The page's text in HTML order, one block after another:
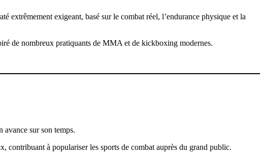
extrêmement exigeant, basé sur le combat réel, l’endurance physique et la
de nombreux pratiquants de MMA et de kickboxing modernes.
sur son temps.
contribuant à populariser les sports de combat auprès du grand public.